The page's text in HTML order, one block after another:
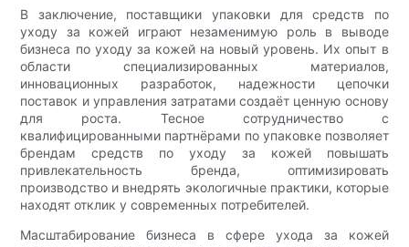
В заключение, поставщики упаковки для средств по
уходу за кожей играют незаменимую роль в выводе
бизнеса по уходу за кожей на новый уровень. Их опыт в
области специализированных материалов,
инновационных разработок, надежности цепочки
поставок и управления затратами создаёт ценную основу
для роста. Тесное сотрудничество с
квалифицированными партнёрами по упаковке позволяет
брендам средств по уходу за кожей повышать
привлекательность бренда, оптимизировать
производство и внедрять экологичные практики, которые
находят отклик у современных потребителей.
Масштабирование бизнеса в сфере ухода за кожей